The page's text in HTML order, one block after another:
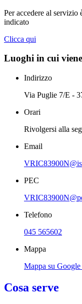
Per accedere al
indicato
Clicca qui
Luoghi in cui
Indirizzo
Via Puglie 7/E -
Orari
Rivolgersi alla
Email
PEC
Telefono
045 565602
Mappa
Mappa su
Cosa serve